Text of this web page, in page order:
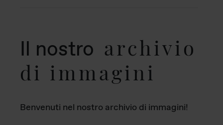
Il nostro archivio
di immagini
Benvenuti nel nostro archivio di immagini!